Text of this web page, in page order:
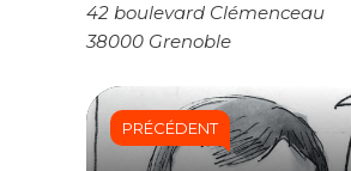
42 boulevard Clémenceau
38000 Grenoble
PRÉCÉDENT